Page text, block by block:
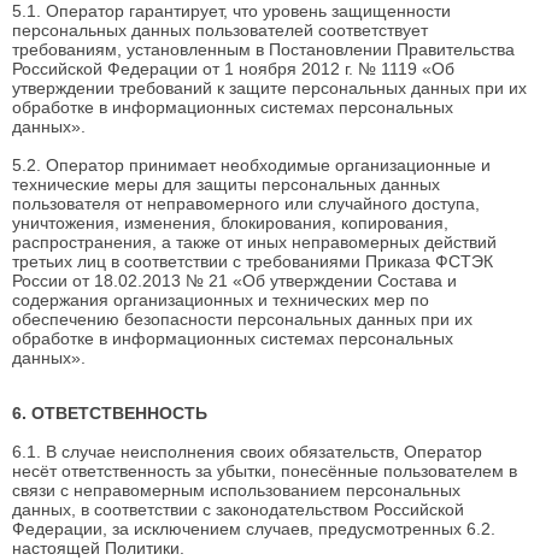
5.1. Оператор гарантирует, что уровень защищенности
персональных данных пользователей соответствует
требованиям, установленным в Постановлении Правительства
Российской Федерации от 1 ноября 2012 г. № 1119 «Об
утверждении требований к защите персональных данных при их
обработке в информационных системах персональных
данных».
5.2. Оператор принимает необходимые организационные и
технические меры для защиты персональных данных
пользователя от неправомерного или случайного доступа,
уничтожения, изменения, блокирования, копирования,
распространения, а также от иных неправомерных действий
третьих лиц в соответствии с требованиями Приказа ФСТЭК
России от 18.02.2013 № 21 «Об утверждении Состава и
содержания организационных и технических мер по
обеспечению безопасности персональных данных при их
обработке в информационных системах персональных
данных».
6. ОТВЕТСТВЕННОСТЬ
6.1. В случае неисполнения своих обязательств, Оператор
несёт ответственность за убытки, понесённые пользователем в
связи с неправомерным использованием персональных
данных, в соответствии с законодательством Российской
Федерации, за исключением случаев, предусмотренных 6.2.
настоящей Политики.